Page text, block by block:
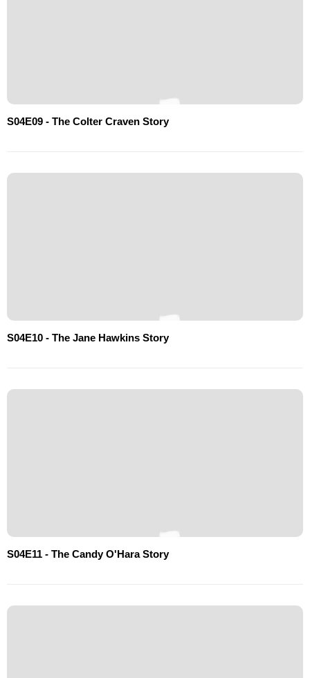
S04E09 - The Colter Craven Story
S04E10 - The Jane Hawkins Story
S04E11 - The Candy O'Hara Story